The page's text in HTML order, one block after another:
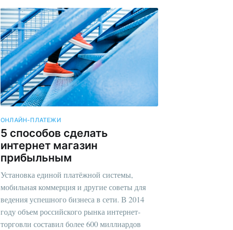
ОНЛАЙН-ПЛАТЕЖИ
5 способов сделать
интернет­ магазин
прибыльным
Установка единой платёжной системы,
мобильная коммерция и другие советы для
ведения успешного бизнеса в сети. В 2014
году объем российского рынка интернет-
торговли составил более 600 миллиардов